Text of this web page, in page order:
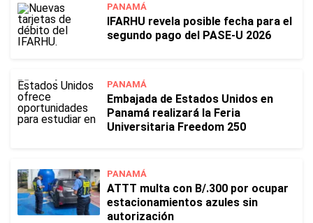
PANAMÁ
IFARHU revela posible fecha para el
segundo pago del PASE-U 2026
PANAMÁ
Embajada de Estados Unidos en
Panamá realizará la Feria
Universitaria Freedom 250
PANAMÁ
ATTT multa con B/.300 por ocupar
estacionamientos azules sin
autorización